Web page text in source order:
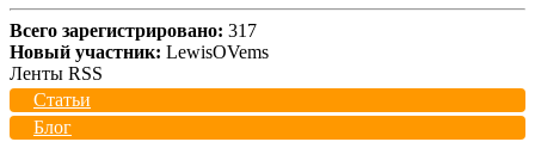
Всего зарегистрировано: 317
Новый участник: LewisOVems
Ленты RSS
Статьи
Блог